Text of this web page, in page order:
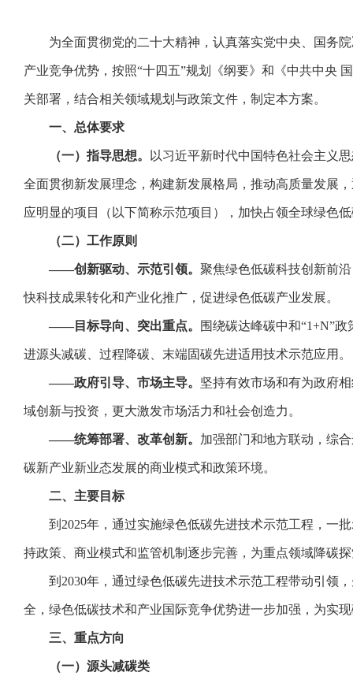
为全面贯彻党的二十大精神，认真落实党中央、国务院
产业竞争优势，按照“十四五”规划《纲要》和《中共中央
关部署，结合相关领域规划与政策文件，制定本方案。
一、总体要求
（一）指导思想。 以习近平新时代中国特色社会主义
全面贯彻新发展理念，构建新发展格局，推动高质量发展
应明显的项目（以下简称示范项目），加快占领全球绿色
（二）工作原则
——创新驱动、示范引领。 聚焦绿色低碳科技创新前
快科技成果转化和产业化推广，促进绿色低碳产业发展。
——目标导向、突出重点。 围绕碳达峰碳中和“1+N”
进源头减碳、过程降碳、末端固碳先进适用技术示范应用。
——政府引导、市场主导。 坚持有效市场和有为政府
域创新与投资，更大激发市场活力和社会创造力。
——统筹部署、改革创新。 加强部门和地方联动，综
碳新产业新业态发展的商业模式和政策环境。
二、主要目标
到2025年，通过实施绿色低碳先进技术示范工程，一批
持政策、商业模式和监管机制逐步完善，为重点领域降碳
到2030年，通过绿色低碳先进技术示范工程带动引领，
全，绿色低碳技术和产业国际竞争优势进一步加强，为实
三、重点方向
（一）源头减碳类